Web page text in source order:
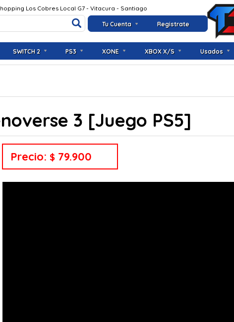
Tu Cuenta Registrate
Los Cobres Local G7 - Vitacura - Santiago
SWITCH 2 PS3 XONE XBOX X/S Usados
3 [Juego PS5]
Precio: $ 79.900